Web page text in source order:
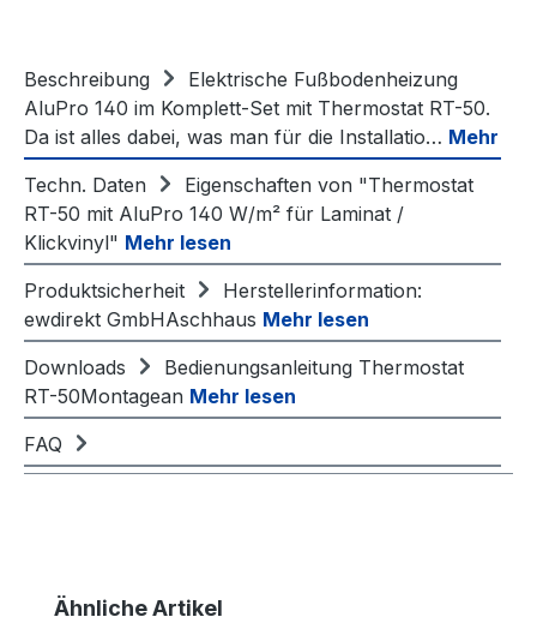
Beschreibung
Elektrische Fußbodenheizung
AluPro 140 im Komplett-Set mit Thermostat RT-50.
Da ist alles dabei, was man für die Installatio… Mehr
Techn. Daten
Eigenschaften von "Thermostat
RT-50 mit AluPro 140 W/m² für Laminat /
Klickvinyl" Mehr lesen
Produktsicherheit
Herstellerinformation:
ewdirekt GmbHAschhaus Mehr lesen
Downloads
Bedienungsanleitung Thermostat
RT-50Montagean Mehr lesen
FAQ
Produktgalerie überspringen
Ähnliche Artikel